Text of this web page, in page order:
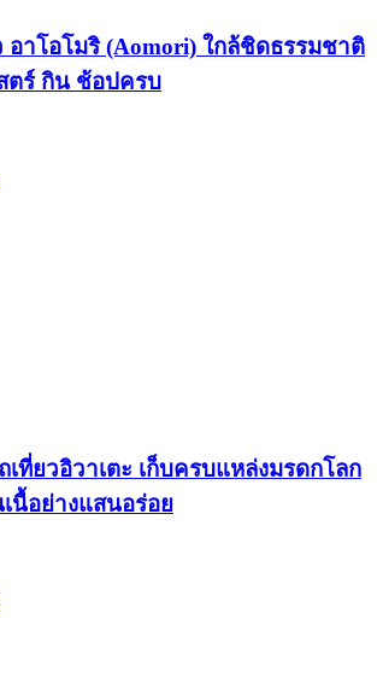
อาโอโมริ (Aomori) ใกล้ชิดธรรมชาติ
ตร์ กิน ช้อปครบ
ที่ยวอิวาเตะ เก็บครบแหล่งมรดกโลก
นื้อย่างแสนอร่อย